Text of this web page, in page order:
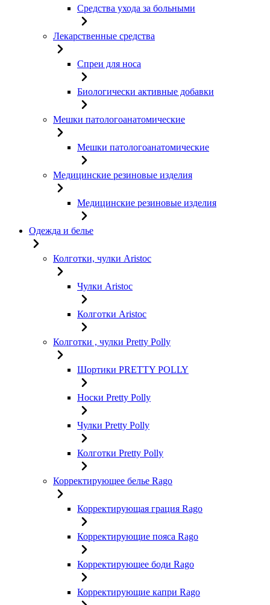
Средства ухода за больными
Лекарственные средства
Спреи для носа
Биологически активные добавки
Мешки патологоанатомические
Мешки патологоанатомические
Медицинские резиновые изделия
Медицинские резиновые изделия
Одежда и белье
Колготки, чулки Aristoc
Чулки Aristoc
Колготки Aristoc
Колготки , чулки Pretty Polly
Шортики PRETTY POLLY
Носки Pretty Polly
Чулки Pretty Polly
Колготки Pretty Polly
Корректирующее белье Rago
Корректирующая грация Rago
Корректирующие пояса Rago
Корректирующее боди Rago
Корректирующие капри Rago